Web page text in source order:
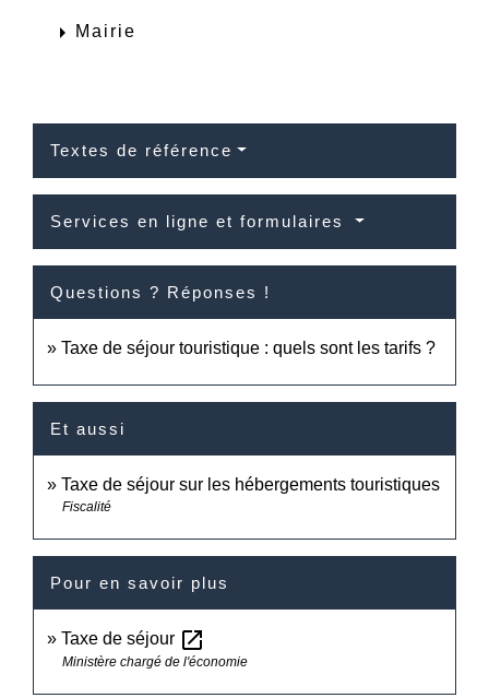
arrow_right Mairie
Textes de référence
Services en ligne et formulaires
Questions ? Réponses !
Taxe de séjour touristique : quels sont les tarifs ?
Et aussi
Taxe de séjour sur les hébergements touristiques
Fiscalité
Pour en savoir plus
Taxe de séjour open_in_new
Ministère chargé de l'économie